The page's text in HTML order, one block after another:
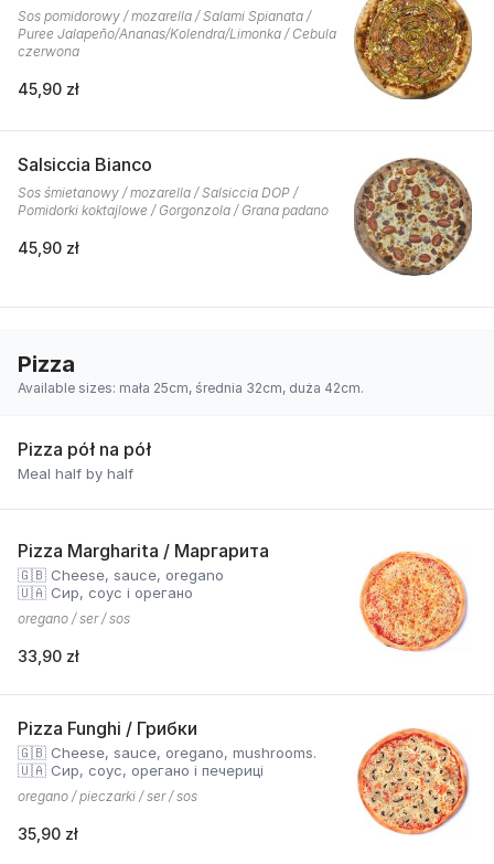
Sos pomidorowy / mozarella / Salami Spianata /
Puree Jalapeño/Ananas/Kolendra/Limonka / Cebula
czerwona
45,90 zł
Salsiccia Bianco
Sos śmietanowy / mozarella / Salsiccia DOP /
Pomidorki koktajlowe / Gorgonzola / Grana padano
45,90 zł
Pizza
Available sizes: mała 25cm, średnia 32cm, duża 42cm.
Pizza pół na pół
Meal half by half
Pizza Margharita / Маргарита
🇬🇧 Cheese, sauce, oregano
🇺🇦 Сир, соус і орегано
oregano / ser / sos
33,90 zł
Pizza Funghi / Грибки
🇬🇧 Cheese, sauce, oregano, mushrooms.
🇺🇦 Сир, соус, орегано і печериці
oregano / pieczarki / ser / sos
35,90 zł